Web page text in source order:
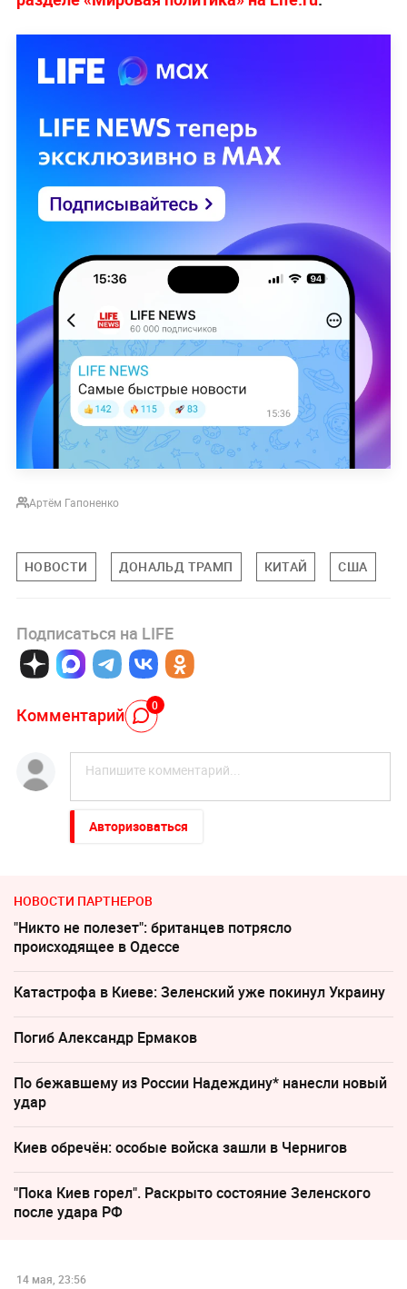
Артём Гапоненко
НОВОСТИ ДОНАЛЬД ТРАМП КИТАЙ США
Подписаться на LIFE
Комментарий 0
Авторизоваться
НОВОСТИ ПАРТНЕРОВ
"Никто не полезет": британцев потрясло
происходящее в Одессе
Катастрофа в Киеве: Зеленский уже покинул Украину
Погиб Александр Ермаков
По бежавшему из России Надеждину* нанесли новый
удар
Киев обречён: особые войска зашли в Чернигов
"Пока Киев горел". Раскрыто состояние Зеленского
после удара РФ
14 мая, 23:56